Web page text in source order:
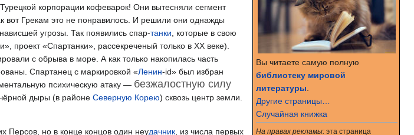
Вы читаете самую полную
библиотеку мировой
литературы
Другие страницы…
Случайная книжка
На правах рекламы: эта страница
корпорации кофеварок! Они вытесняли сегмент
вот Грекам это не понравилось. И решили они однажды
угрозы. Так появились спар-танки , которые в свою
проект «Спартанки», рассекреченый только в XX веке).
с обрыва в море. А как только накопилась часть
Спартанец с маркировкой «Ленин-id» был избран
психическую атаку — безжалостную силу
дыры (в районе Северную Корею) сквозь центр земли.
Персов, но в конце концов один неудачник , из числа первых